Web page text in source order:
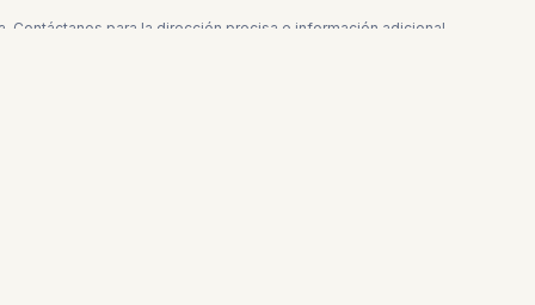
para la dirección precisa e información adicional.